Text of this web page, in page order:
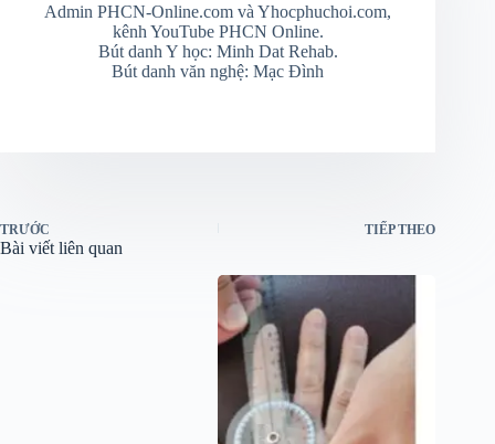
Admin PHCN-Online.com và Yhocphuchoi.com,
kênh YouTube PHCN Online.
Bút danh Y học: Minh Dat Rehab.
Bút danh văn nghệ: Mạc Đình
TRƯỚC TIẾP THEO
Bài viết liên quan